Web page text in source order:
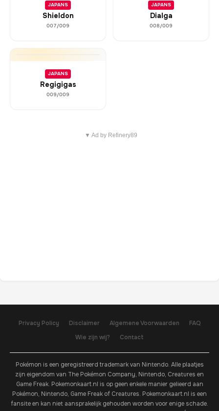
JAPANS
Shieldon
007/009
JAPANS
Dialga
008/009
JAPANS
Regigigas
009/009
▼ Ad by Refinery89
Privacy Policy Disclaimer Algemene Voorwaarden
FAQ
Wie zijn wij?
Contact
Pokémon is een geregistreerd trademark van Nintendo. Alle plaatjes
zijn eigendom van The Pokémon Company, Nintendo, Creatures en
Game Freak. Pokemonkaart.nl is op geen enkele manier gelieerd aan
Pokémon, Nintendo, Game Freak of Creatures. Pokemonkaart.nl is een
fansite en kan niet aansprakelijk gehouden worden voor enige schade.